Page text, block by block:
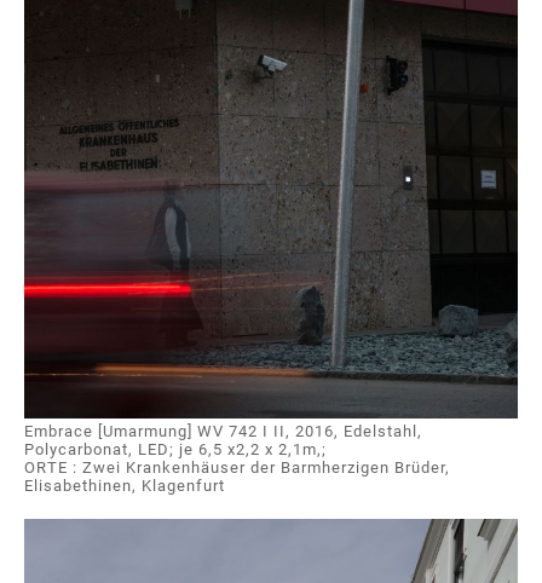
Embrace [Umarmung] WV 742 I II, 2016, Edelstahl,
Polycarbonat, LED; je 6,5 x2,2 x 2,1m,;
ORTE : Zwei Krankenhäuser der Barmherzigen Brüder,
Elisabethinen, Klagenfurt